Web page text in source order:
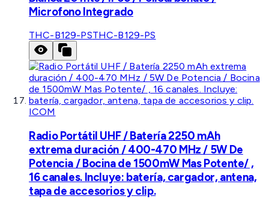
Microfono Integrado
THC-B129-PSTHC-B129-PS
ICOM
Radio Portátil UHF / Batería 2250 mAh
extrema duración / 400-470 MHz / 5W De
Potencia / Bocina de 1500mW Mas Potente/ ,
16 canales. Incluye: batería, cargador, antena,
tapa de accesorios y clip.